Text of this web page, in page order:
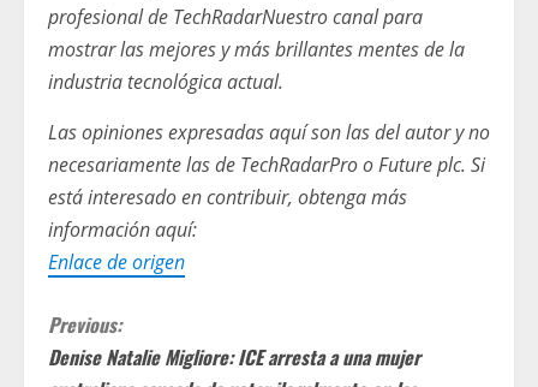
profesional de TechRadarNuestro canal para
mostrar las mejores y más brillantes mentes de la
industria tecnológica actual.
Las opiniones expresadas aquí son las del autor y no
necesariamente las de TechRadarPro o Future plc. Si
está interesado en contribuir, obtenga más
información aquí:
Enlace de origen
C
Previous:
Denise Natalie Migliore: ICE arresta a una mujer